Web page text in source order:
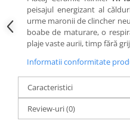
peisajul energizant al
urme maronii de clincher
boabe de maturare, o
plaje vaste aurii, timp fără
Informatii conformitate
Caracteristici
Review-uri(0)